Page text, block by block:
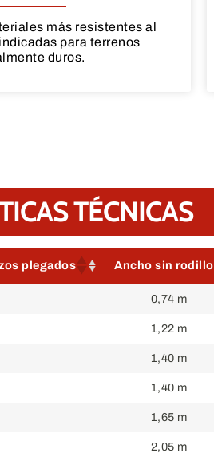
más resistentes al
para terrenos
duros.
TÉCNICAS
plegados Ancho sin rodillo
Ancho sin rodillo
0,74 m
1,22 m
1,40 m
1,40 m
1,65 m
2,05 m